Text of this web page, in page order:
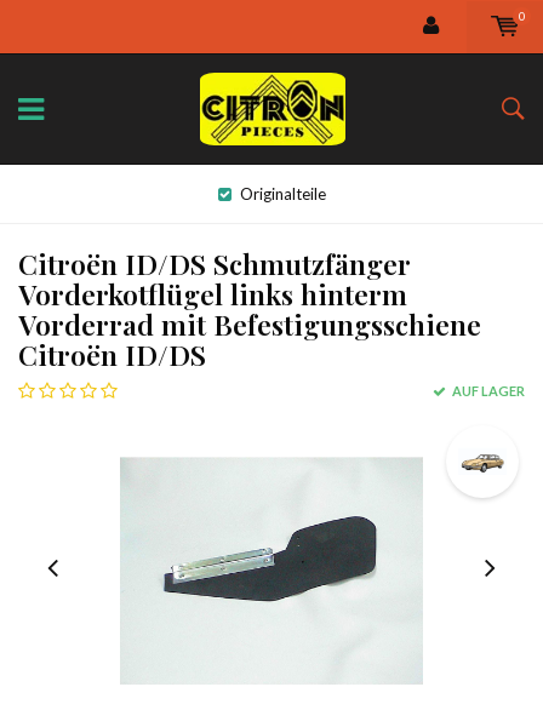
0
Originalteile
Citroën ID/DS Schmutzfänger
Vorderkotflügel links hinterm
Vorderrad mit Befestigungsschiene
Citroën ID/DS
AUF LAGER